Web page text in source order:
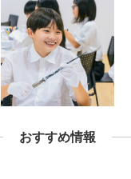
おすすめ情報